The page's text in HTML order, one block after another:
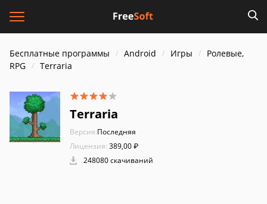
Бесплатные программы Android Игры
Ролевые,
RPG
Terraria
Terraria
Версия:Последняя
Лицензия: 389,00 ₽
248080 скачиваний